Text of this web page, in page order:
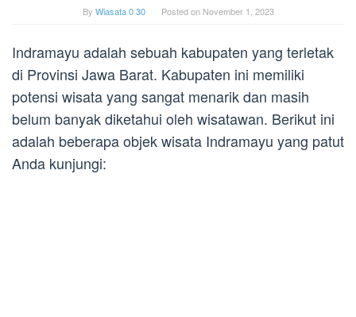
By Wiasata 0 30 Posted on November 1, 2023
Indramayu adalah sebuah kabupaten yang terletak
di Provinsi Jawa Barat. Kabupaten ini memiliki
potensi wisata yang sangat menarik dan masih
belum banyak diketahui oleh wisatawan. Berikut ini
adalah beberapa objek wisata Indramayu yang patut
Anda kunjungi: